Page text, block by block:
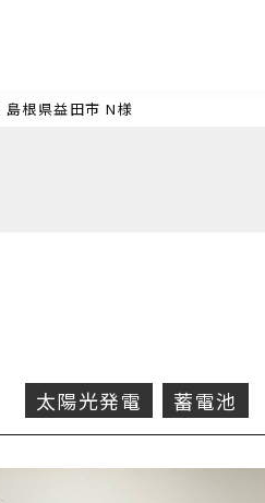
島根県益田市 N様
太陽光発電 蓄電池